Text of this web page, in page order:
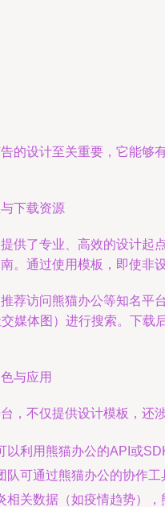
的设计至关重要，它能够
下载资源
供了专业、高效的设计
。通过使用模板，即使
荐访问熊猫办公等知名平
媒体图）进行搜索。下
与应用
，不仅提供设计模板，还
以利用熊猫办公的API或
队可通过熊猫办公的协作
相关数据（如疫情趋势）